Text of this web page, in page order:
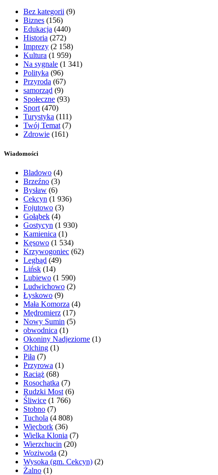
Bez kategorii (9)
Biznes (156)
Edukacja (440)
Historia (272)
Imprezy (2 158)
Kultura (1 959)
Na sygnale (1 341)
Polityka (96)
Przyroda (67)
samorząd (9)
Społeczne (93)
Sport(470)
Turystyka (111)
Twój Temat(7)
Zdrowie (161)
Wiadomości
Bladowo (4)
Brzeźno (3)
Bysław (6)
Cekcyn (1 936)
Fojutowo (3)
Gołąbek (4)
Gostycyn (1 930)
Kamienica (1)
Kęsowo (1 534)
Krzywogoniec (62)
Legbąd (49)
Lińsk (14)
Lubiewo (1 590)
Ludwichowo (2)
Łyskowo (9)
Mała Komorza (4)
Mędromierz (17)
Nowy Sumin (5)
obwodnica (1)
Okoniny Nadjeziorne (1)
Olching (1)
Piła (7)
Przyrowa (1)
Raciąż (68)
Rosochatka (7)
Rudzki Most (6)
Śliwice (1 766)
Stobno (7)
Tuchola (4 808)
Więcbork (36)
Wielka Klonia (7)
Wierzchucin (20)
Woziwoda (2)
Wysoka (gm. Cekcyn) (2)
Żalno (1)